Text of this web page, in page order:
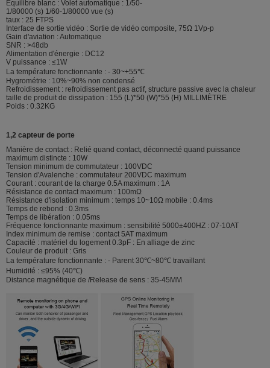
Équilibre blanc : Volet automatique : 1/50-
1/80000 (s) 1/60-1/80000 vue (s)
taux : 25 FTPS
Interface de sortie vidéo : Sortie de vidéo composite, 75Ω 1Vp-p
Gain d'aviation : Automatique
SNR : >48db
Alimentation d'énergie : DC12
V puissance : ≤1W
La température fonctionnante : - 30~+55℃
Hygrométrie : 10%~90% non condensé
Refroidissement : refroidissement pas actif, structure passive avec la chaleur
taille de produit de dissipation : 155 (L)*50 (W)*55 (H) MILLIMÈTRE
Poids : 0.32KG
1,2 capteur de porte
Manière de contact : Relié quand contact, déconnecté quand puissance
maximum distincte : 10W
Tension minimum de commutateur : 100VDC
Tension d'Avalenche : commutateur 200VDC maximum
Courant : courant de la charge 0.5A maximum : 1A
Résistance de contact maximum : 100mΩ
Résistance d'isolation minimum : temps 10~10Ω mobile : 0.4ms
Temps de rebond : 0.3ms
Temps de libération : 0.05ms
Fréquence fonctionnante maximum : sensibilité 5000±400HZ : 07-10AT
Index minimum de remise : contact 5AT maximum
Capacité : matériel du logement 0.3pF : En alliage de zinc
Couleur de produit : Gris
La température fonctionnante : - Parent 30℃~80℃ travaillant
Humidité : ≤95% (40℃)
Distance magnétique de /Release de sens : 35-45MM